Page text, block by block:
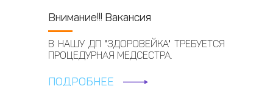
Внимание!!! Вакансия
В НАШУ ДП "ЗДОРОВЕЙКА" ТРЕБУЕТСЯ
ПРОЦЕДУРНАЯ МЕДСЕСТРА.
ПОДРОБНЕЕ